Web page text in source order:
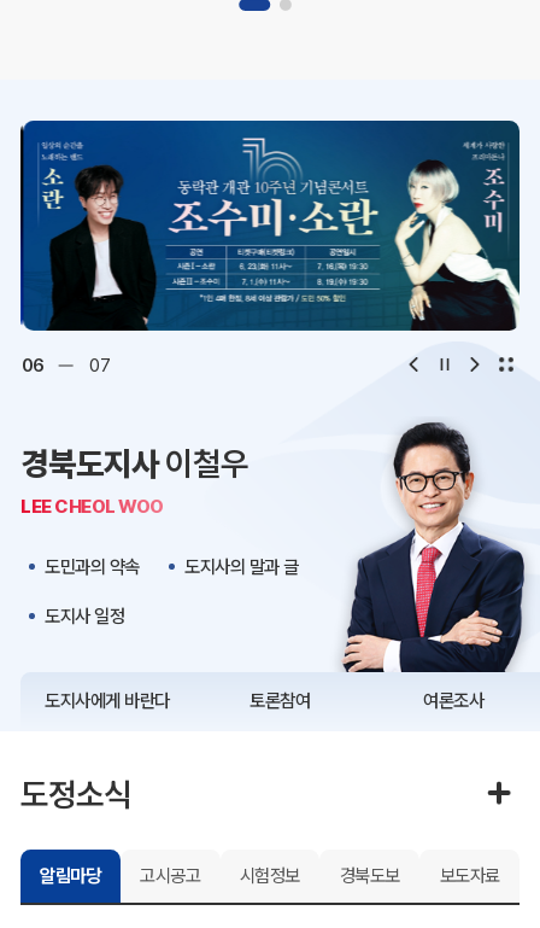
대구·경북
행정 통합
조직도
디지털아카이브 문화·관광
오시는 길
K보듬 6000
정보공개
06 07
경북도지사이철우
LEE CHEOL WOO
도민과의 약속 도지사의 말과 글
도지사 일정
도지사에게 바란다 토론참여 여론조사
도정소식
알림마당 고시공고 시험정보 경북도보 보도자료